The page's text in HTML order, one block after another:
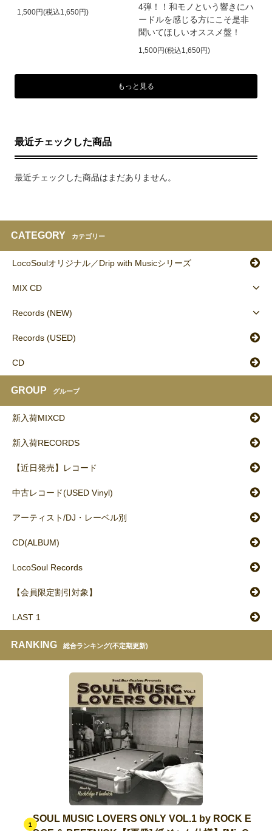
1,500円(税込1,650円)
4弾！！和モノという響きにハ
ードルを感じる方にこそ是非
聞いてほしいオススメ盤！
1,500円(税込1,650円)
もっと見る
最近チェックした商品
最近チェックした商品はまだありません。
CATEGORY カテゴリー
LocoSoulオリジナル／Drip with Musicシリーズ
MIX CD
Records (NEW)
Records (USED)
CD
GROUP グループ
新入荷MIXCD
新入荷RECORDS
【近日発売】レコード
中古レコード(USED Vinyl)
アーティスト/DJ・レーベル別
CD(ALBUM)
LocoSoul Records
【会員限定割引対象】
LAST 1
RANKING 総合ランキング(不定期更新)
1
SOUL MUSIC LOVERS ONLY VOL.1 by ROCK E